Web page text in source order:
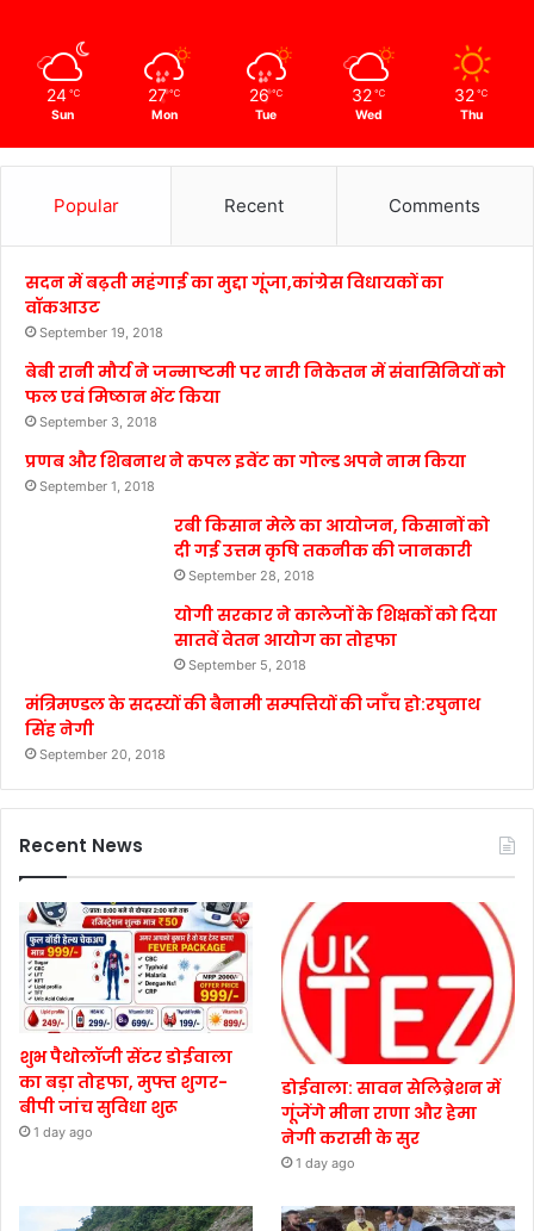
24 ℃
Sun
27 ℃
Mon
26 ℃
Tue
32 ℃
Wed
32 ℃
Thu
Popular Recent Comments
सदन में बढ़ती महंगाई का मुद्दा गूंजा,कांग्रेस विधायकों का
वॉकआउट
September 19, 2018
बेबी रानी मौर्य ने जन्माष्टमी पर नारी निकेतन में संवासिनियों को
फल एवं मिष्ठान भेंट किया
September 3, 2018
प्रणब और शिबनाथ ने कपल इवेंट का गोल्ड अपने नाम किया
September 1, 2018
रबी किसान मेले का आयोजन, किसानों को
दी गई उत्तम कृषि तकनीक की जानकारी
September 28, 2018
योगी सरकार ने कालेजों के शिक्षकों को दिया
सातवें वेतन आयोग का तोहफा
September 5, 2018
मंत्रिमण्डल के सदस्यों की बैनामी सम्पत्तियों की जाँच हो:रघुनाथ
सिंह नेगी
September 20, 2018
Recent News
शुभ पैथोलॉजी सेंटर डोईवाला
का बड़ा तोहफा, मुफ्त शुगर-
बीपी जांच सुविधा शुरू
1 day ago
डोईवाला: सावन सेलिब्रेशन में
गूंजेंगे मीना राणा और हेमा
नेगी करासी के सुर
1 day ago